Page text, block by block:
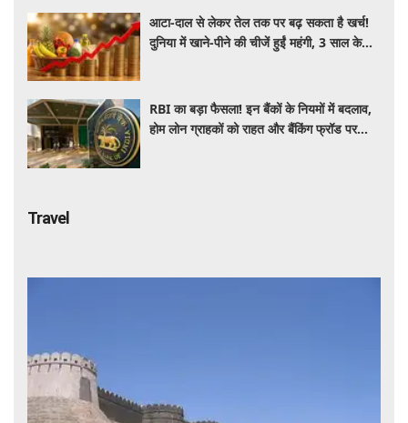
आटा-दाल से लेकर तेल तक पर बढ़ सकता है खर्च!
दुनिया में खाने-पीने की चीजें हुईं महंगी, 3 साल के
RBI का बड़ा फैसला! इन बैंकों के नियमों में बदलाव,
होम लोन ग्राहकों को राहत और बैंकिंग फ्रॉड पर
Travel